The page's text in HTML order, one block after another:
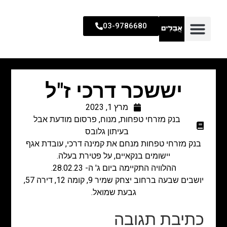
03-9786680
יששכר דרכי ז"ל
מרץ 1, 2023
בנק מזרחי טפחות, מנוח, פרסום מודעת אבל
בעיתון גלובס
בנק מזרחי טפחות מנחם את קמינה דרכי, עובדת אגף
יישומים בנקאיים, על פטירת בעלה.
ההלוויה התקיימה ביום ג' ה- 28.02.23.
יושבים שבעה ברחוב יצחק שמיר 9, קומה 12, דירה 57,
גבעת שמואל.
כתיבת תגובה